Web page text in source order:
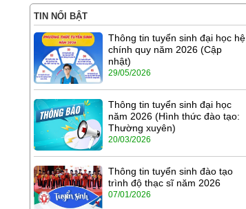
TIN NỔI BẬT
Thông tin tuyển sinh đại học hệ
chính quy năm 2026 (Cập
nhật)
29/05/2026
Thông tin tuyển sinh đại học
năm 2026 (Hình thức đào tạo:
Thường xuyên)
20/03/2026
Thông tin tuyển sinh đào tạo
trình độ thạc sĩ năm 2026
07/01/2026